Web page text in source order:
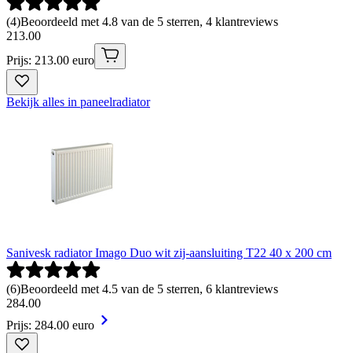
(4)Beoordeeld met 4.8 van de 5 sterren, 4 klantreviews
213.00
Prijs: 213.00 euro
Bekijk alles in paneelradiator
Sanivesk radiator Imago Duo wit zij-aansluiting T22 40 x 200 cm
(6)Beoordeeld met 4.5 van de 5 sterren, 6 klantreviews
284.00
Prijs: 284.00 euro